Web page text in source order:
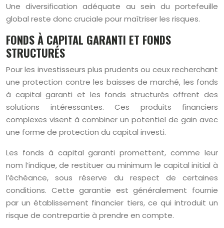
Une diversification adéquate au sein du portefeuille
global reste donc cruciale pour maîtriser les risques.
FONDS À CAPITAL GARANTI ET FONDS
STRUCTURÉS
Pour les investisseurs plus prudents ou ceux recherchant
une protection contre les baisses de marché, les fonds
à capital garanti et les fonds structurés offrent des
solutions intéressantes. Ces produits financiers
complexes visent à combiner un potentiel de gain avec
une forme de protection du capital investi.
Les fonds à capital garanti promettent, comme leur
nom l’indique, de restituer au minimum le capital initial à
l’échéance, sous réserve du respect de certaines
conditions. Cette garantie est généralement fournie
par un établissement financier tiers, ce qui introduit un
risque de contrepartie à prendre en compte.